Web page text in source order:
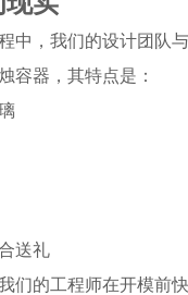
中，我们的设计团队
容器，其特点是：
送礼
们的工程师在开模前